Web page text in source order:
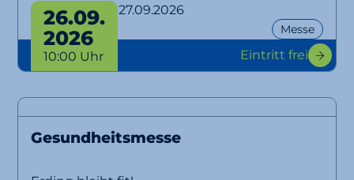
von 26.09. bis 27.09.2026
Messe
26.09.
2026
10:00 Uhr Eintritt frei
Gesundheitsmesse